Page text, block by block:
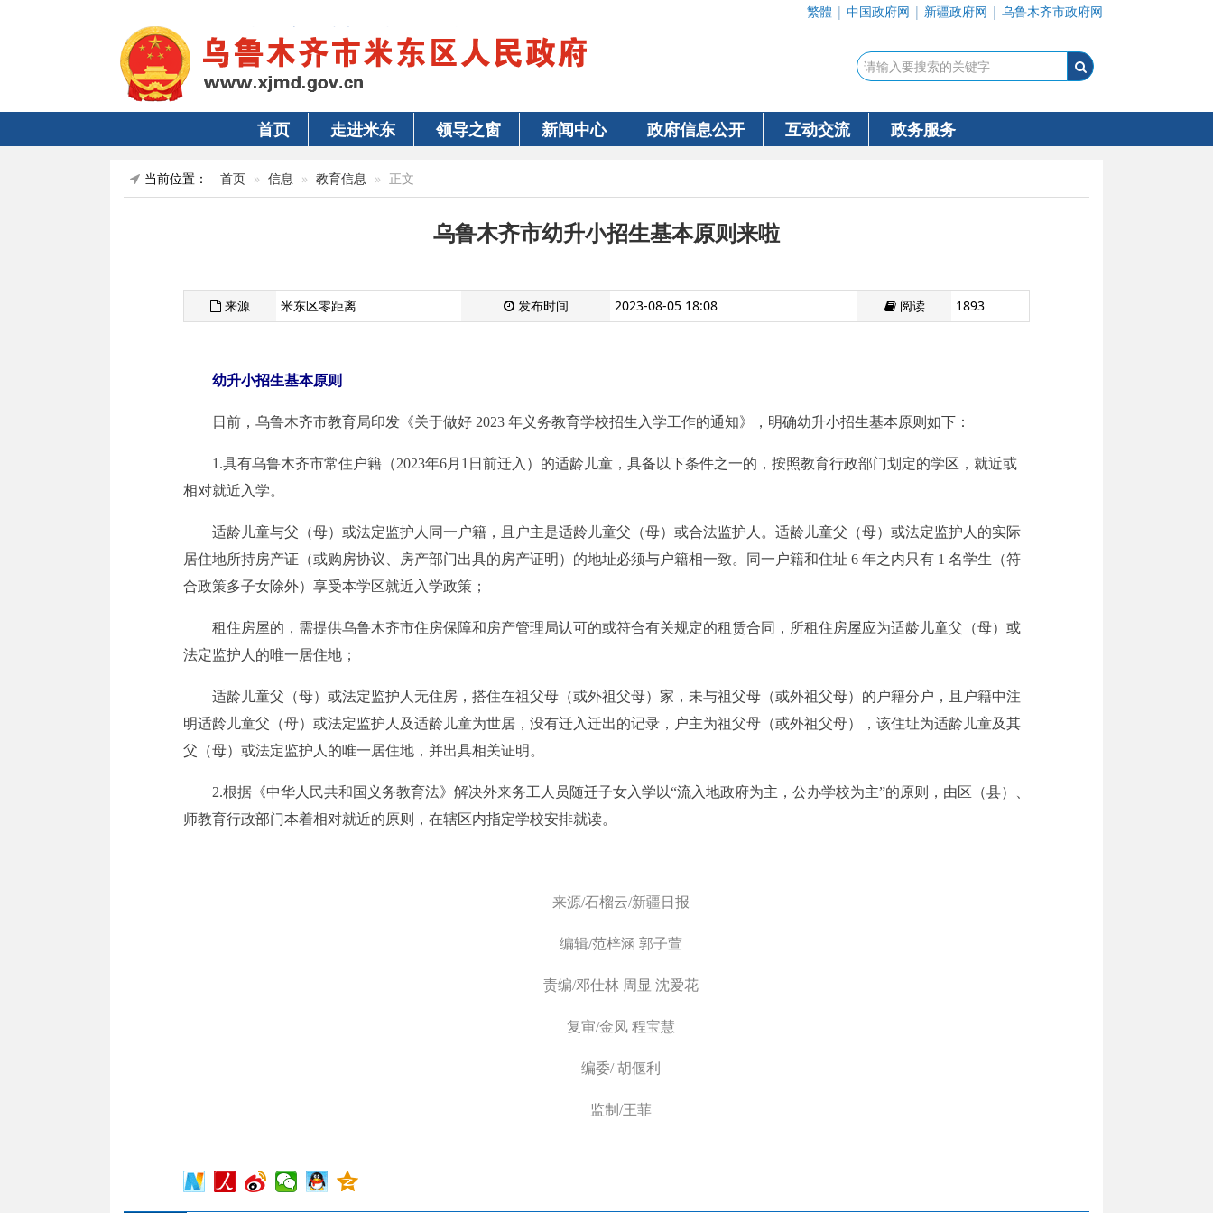
繁體 | 中国政府网 | 新疆政府网 | 乌鲁木齐市政府网
首页 走进米东 领导之窗 新闻中心 政府信息公开 互动交流 政务服务
当前位置： 首页 信息 教育信息 正文
乌鲁木齐市幼升小招生基本原则来啦
来源 米东区零距离 发布时间 2023-08-05 18:08 阅读 1893
幼升小招生基本原则
日前，乌鲁木齐市教育局印发《关于做好 2023 年义务教育学校招生入学工作的通知》，明确幼升小招生基本原则如下：
1.具有乌鲁木齐市常住户籍（2023年6月1日前迁入）的适龄儿童，具备以下条件之一的，按照教育行政部门划定的学区，就近或
相对就近入学。
适龄儿童与父（母）或法定监护人同一户籍，且户主是适龄儿童父（母）或合法监护人。适龄儿童父（母）或法定监护人的实际
居住地所持房产证（或购房协议、房产部门出具的房产证明）的地址必须与户籍相一致。同一户籍和住址 6 年之内只有 1 名学生（符
合政策多子女除外）享受本学区就近入学政策；
租住房屋的，需提供乌鲁木齐市住房保障和房产管理局认可的或符合有关规定的租赁合同，所租住房屋应为适龄儿童父（母）或
法定监护人的唯一居住地；
适龄儿童父（母）或法定监护人无住房，搭住在祖父母（或外祖父母）家，未与祖父母（或外祖父母）的户籍分户，且户籍中注
明适龄儿童父（母）或法定监护人及适龄儿童为世居，没有迁入迁出的记录，户主为祖父母（或外祖父母），该住址为适龄儿童及其
父（母）或法定监护人的唯一居住地，并出具相关证明。
2.根据《中华人民共和国义务教育法》解决外来务工人员随迁子女入学以“流入地政府为主，公办学校为主”的原则，由区（县）、
师教育行政部门本着相对就近的原则，在辖区内指定学校安排就读。
来源/石榴云/新疆日报
编辑/范梓涵 郭子萱
责编/邓仕林 周显 沈爱花
复审/金凤 程宝慧
编委/ 胡偃利
监制/王菲